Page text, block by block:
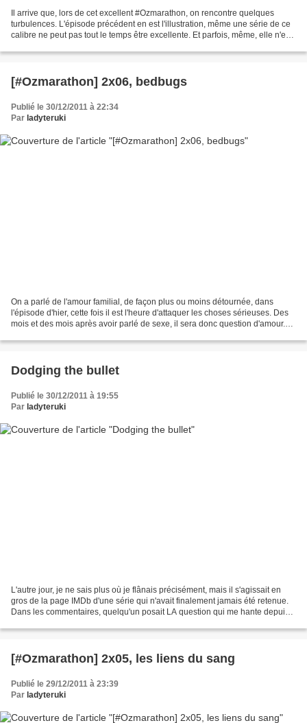
Il arrive que, lors de cet excellent #Ozmarathon, on rencontre quelques
turbulences. L'épisode précédent en est l'illustration, même une série de ce
calibre ne peut pas tout le temps être excellente. Et parfois, même, elle n'est
[#Ozmarathon] 2x06, bedbugs
Publié le 30/12/2011 à 22:34
Par ladyteruki
On a parlé de l'amour familial, de façon plus ou moins détournée, dans
l'épisode d'hier, cette fois il est l'heure d'attaquer les choses sérieuses. Des
mois et des mois après avoir parlé de sexe, il sera donc question d'amour.
Dodging the bullet
Publié le 30/12/2011 à 19:55
Par ladyteruki
L'autre jour, je ne sais plus où je flânais précisément, mais il s'agissait en
gros de la page IMDb d'une série qui n'avait finalement jamais été retenue.
Dans les commentaires, quelqu'un posait LA question qui me hante depuis
[#Ozmarathon] 2x05, les liens du sang
Publié le 29/12/2011 à 23:39
Par ladyteruki